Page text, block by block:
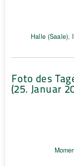
Halle (Saale),
Foto des
(25. Januar